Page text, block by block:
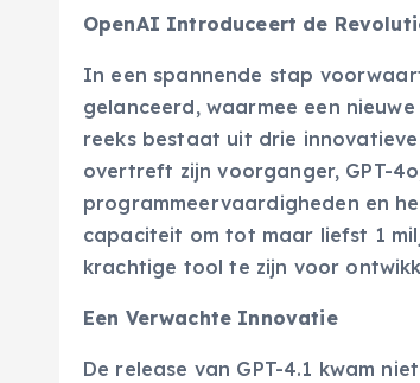
OpenAI Introduceert de
In een spannende stap
gelanceerd, waarmee een
reeks bestaat uit drie innovatieve
overtreft zijn voorganger, GPT-
programmeervaardigheden en
capaciteit om tot maar liefst 1
krachtige tool te zijn voor
Een Verwachte Innovatie
De release van GPT-4.1 kwam